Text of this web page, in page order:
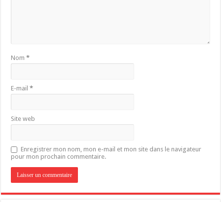
Nom*
E-mail*
Site web
Enregistrer mon nom, mon e-mail et mon site dans le navigateur
pour mon prochain commentaire.